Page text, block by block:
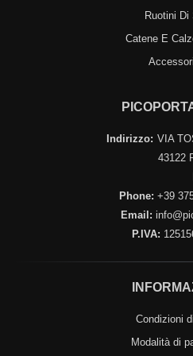
Ruotini Di
Catene E
Indirizzo: VIA
43122
Phone: +39
Email:
P.IVA:
Condizioni
Modalità di